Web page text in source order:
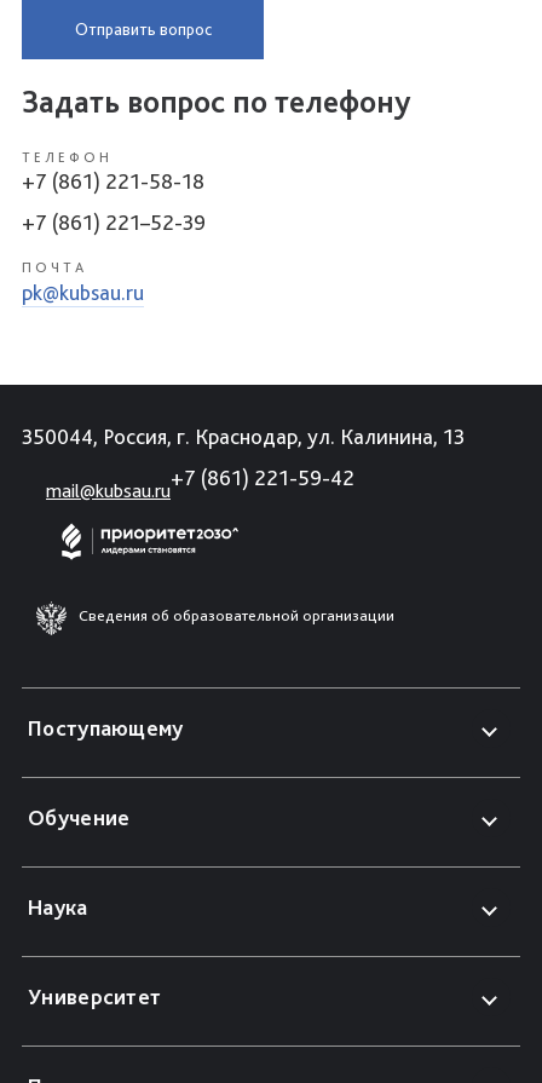
Отправить вопрос
Задать вопрос по телефону
ТЕЛЕФОН
+7 (861) 221-58-18
+7 (861) 221–52-39
ПОЧТА
pk@kubsau.ru
350044, Россия, г. Краснодар, ул. Калинина, 13
mail@kubsau.ru
+7 (861) 221-59-42
Сведения об образовательной организации
Поступающему
Обучение
Наука
Университет